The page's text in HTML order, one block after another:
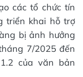
các tổ chức tín
triển khai hỗ trợ
bị ảnh hưởng
7/2025 đến
của văn bản